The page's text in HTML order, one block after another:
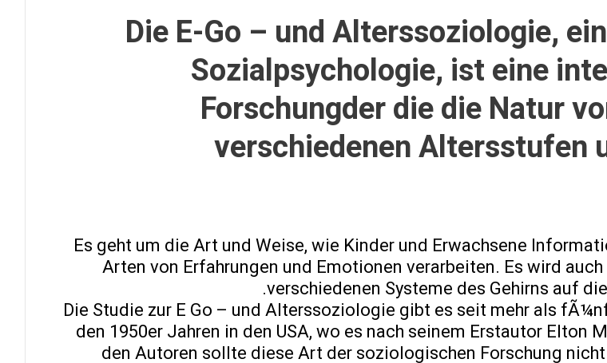
Die E-Go – und Alterssoziologie,
Sozialpsychologie, ist eine
Forschungder die die Natur
verschiedenen Altersstufen
Es geht um die Art und Weise, wie Kinder und Erwachsene
Arten von Erfahrungen und Emotionen verarbeiten. Es wird
verschiedenen Systeme des Gehirns auf
Die Studie zur E Go – und Alterssoziologie gibt es seit mehr als
den 1950er Jahren in den USA, wo es nach seinem Erstautor Elton
den Autoren sollte diese Art der soziologischen Forschung